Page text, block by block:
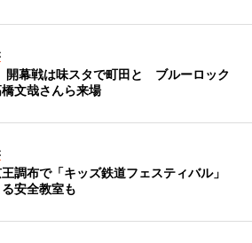
開幕戦は味スタで町田と ブルーロック
文哉さんら来場
王調布で「キッズ鉄道フェスティバル」
安全教室も